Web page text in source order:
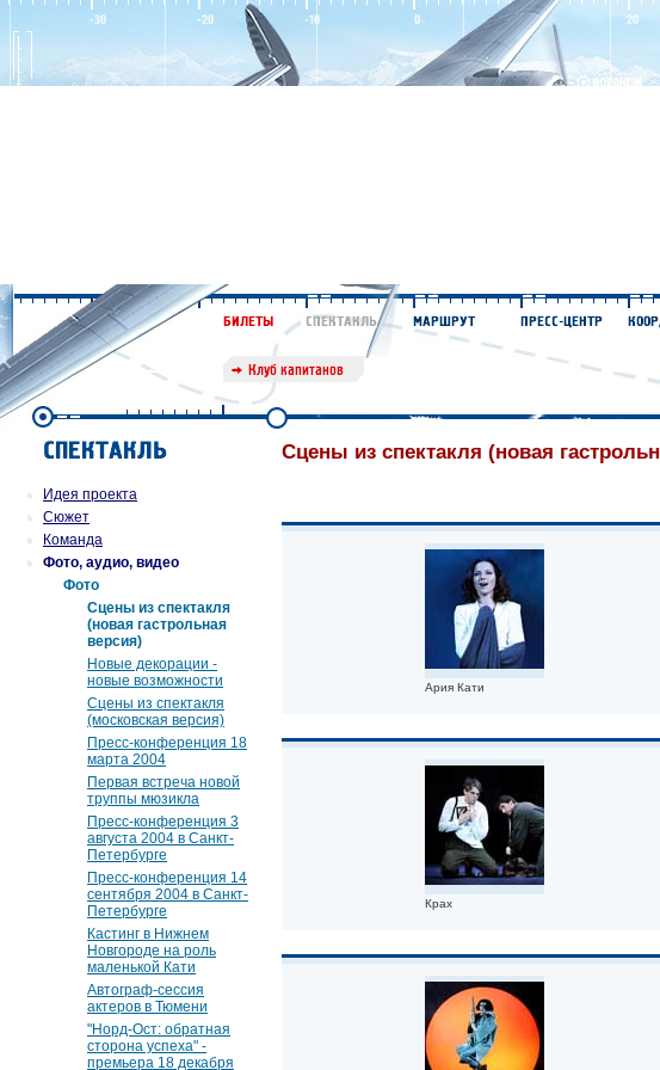
Идея проекта
Сюжет
Команда
Фото, аудио, видео
Фото
Сцены из спектакля
(новая гастрольная
версия)
Новые декорации -
новые возможности
Сцены из спектакля
(московская версия)
Пресс-конференция 18
марта 2004
Первая встреча новой
труппы мюзикла
Пресс-конференция 3
августа 2004 в Санкт-
Петербурге
Пресс-конференция 14
сентября 2004 в Санкт-
Петербурге
Кастинг в Нижнем
Новгороде на роль
маленькой Кати
Автограф-сессия
актеров в Тюмени
"Норд-Ост: обратная
сторона успеха" -
премьера 18 декабря
Сцены из спектакля (новая
Ария Кати
Крах